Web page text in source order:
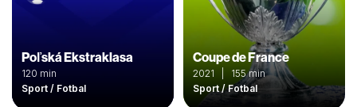
Poľská Ekstraklasa
120 min
Sport / Fotbal
Coupe de France
2021 | 155 min
Sport / Fotbal